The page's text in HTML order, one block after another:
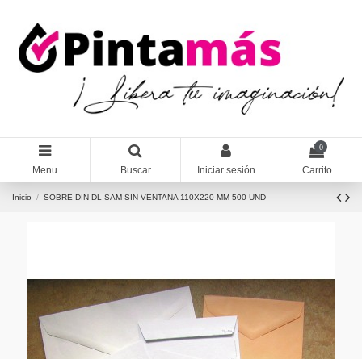
Menu Buscar Iniciar sesión
0
Carrito
Inicio SOBRE DIN DL SAM SIN VENTANA 110X220 MM 500 UND